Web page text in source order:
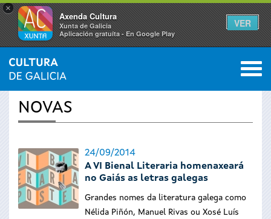
×
Axenda Cultura
Xunta de Galicia
Aplicación gratuíta - En Google Play
VER
Vostede
está
aquí
INICIO › ACTUALIDADE 0
NOVAS
24/09/2014
A VI Bienal Literaria homenaxeará
no Gaiás as letras galegas
Grandes nomes da literatura galega como
Nélida Piñón, Manuel Rivas ou Xosé Luís